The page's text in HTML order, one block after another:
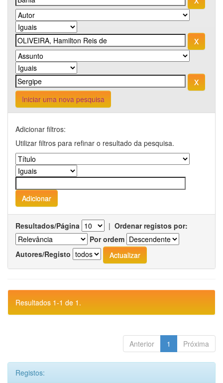
Iniciar uma nova pesquisa
Adicionar filtros:
Utilizar filtros para refinar o resultado da pesquisa.
Resultados/Página | Ordenar registos por:
Por ordem
Autores/Registo
Resultados 1-1 de 1.
Anterior 1 Próxima
Registos: